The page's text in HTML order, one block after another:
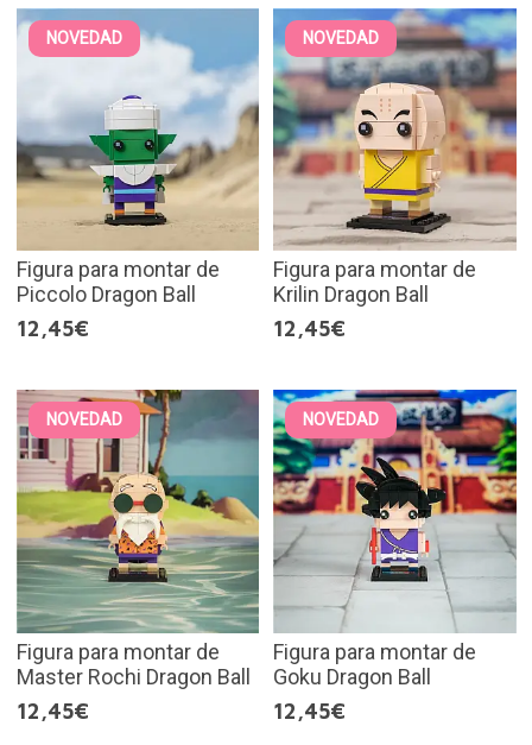
NOVEDAD
Figura para montar de
Piccolo Dragon Ball
12,45€
NOVEDAD
Figura para montar de
Krilin Dragon Ball
12,45€
NOVEDAD
Figura para montar de
Master Rochi Dragon Ball
12,45€
NOVEDAD
Figura para montar de
Goku Dragon Ball
12,45€